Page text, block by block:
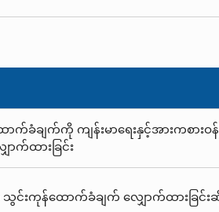
ာက်ခံချက်ကို ကျန်းမာရေးနှင့်အားကစာ
ာက်ထားခြင်း
းကုန်ထောက်ခံချက် လျှောက်ထားခြင်းဆို